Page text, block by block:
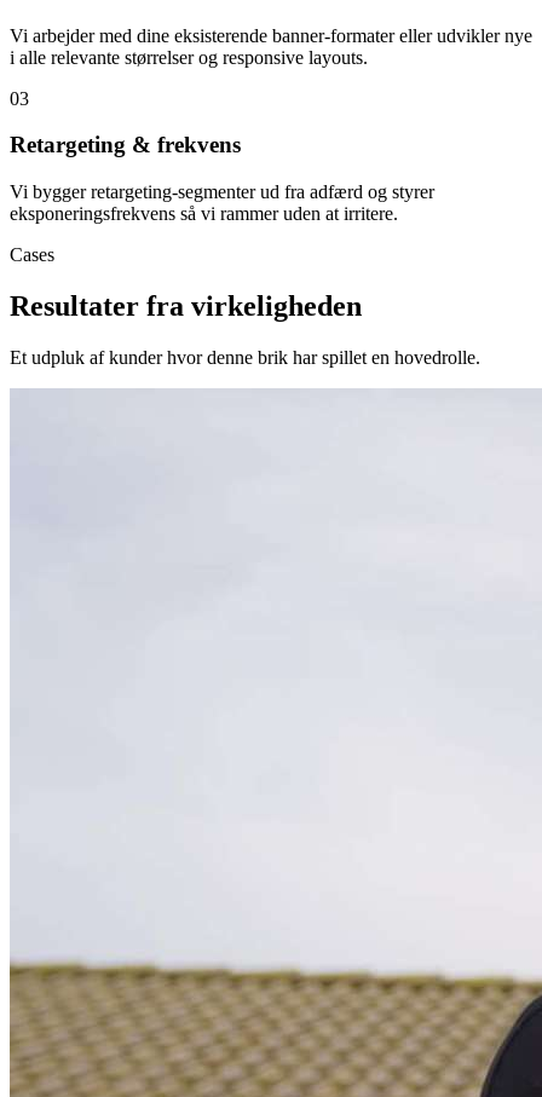
Vi arbejder med dine eksisterende banner-formater eller udvikler nye
i alle relevante størrelser og responsive layouts.
03
Retargeting & frekvens
Vi bygger retargeting-segmenter ud fra adfærd og styrer
eksponeringsfrekvens så vi rammer uden at irritere.
Cases
Resultater fra virkeligheden
Et udpluk af kunder hvor denne brik har spillet en hovedrolle.